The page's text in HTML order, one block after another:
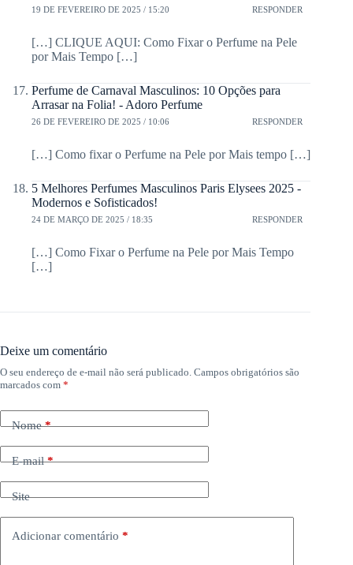
19 DE FEVEREIRO DE 2025 / 15:20 RESPONDER
[…] CLIQUE AQUI: Como Fixar o Perfume na Pele
por Mais Tempo […]
Perfume de Carnaval Masculinos: 10 Opções para
Arrasar na Folia! - Adoro Perfume
26 DE FEVEREIRO DE 2025 / 10:06 RESPONDER
[…] Como fixar o Perfume na Pele por Mais tempo […]
5 Melhores Perfumes Masculinos Paris Elysees 2025 -
Modernos e Sofisticados!
24 DE MARÇO DE 2025 / 18:35 RESPONDER
[…] Como Fixar o Perfume na Pele por Mais Tempo
[…]
Deixe um comentário
O seu endereço de e-mail não será publicado. Campos obrigatórios são
marcados com *
Nome*
E-mail*
Site
Adicionar comentário *